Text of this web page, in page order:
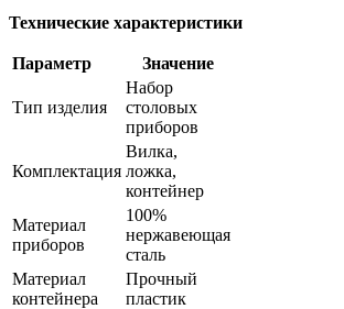
Технические характеристики
Параметр Значение
Тип изделия
Набор
столовых
приборов
Комплектация
Вилка,
ложка,
контейнер
Материал
приборов
100%
нержавеющая
сталь
Материал
контейнера
Прочный
пластик